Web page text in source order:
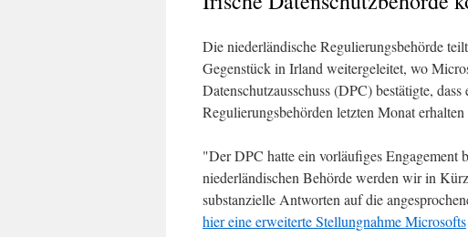
Die niederländische Regulierungsbehörde
Gegenstück in Irland weitergeleitet, wo
Datenschutzausschuss (DPC) bestätigte,
Regulierungsbehörden letzten Monat erhalten
"Der DPC hatte ein vorläufiges
niederländischen Behörde werden wir in
substanzielle Antworten auf die
hier eine erweiterte Stellungnahme Microsofts